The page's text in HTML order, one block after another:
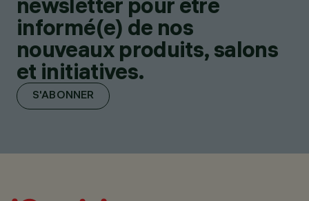
informé(e) de nos
nouveaux produits, salons
et initiatives.
S'ABONNER